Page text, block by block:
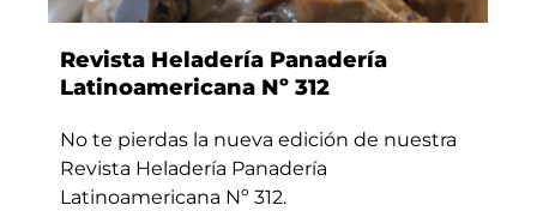
Revista Heladería Panadería
Latinoamericana Nº 312
No te pierdas la nueva edición de nuestra
Revista Heladería Panadería
Latinoamericana Nº 312.